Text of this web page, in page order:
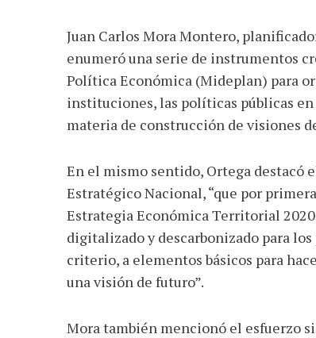
Juan Carlos Mora Montero,
enumeró una serie de instrumentos
Política Económica (Mideplan) para
instituciones, las políticas públicas
materia de construcción de visiones
En el mismo sentido, Ortega destacó
Estratégico Nacional, “que por
Estrategia Económica Territorial
digitalizado y descarbonizado para los
criterio, a elementos básicos para
una visión de futuro”.
Mora también mencionó el esfuerzo